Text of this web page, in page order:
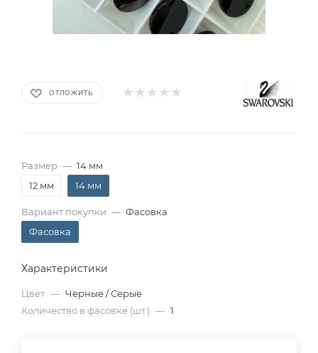
ОТЛОЖИТЬ
Размер — 14 мм
12 мм
14 мм
Вариант покупки — Фасовка
Фасовка
Характеристики
Цвет — Черные / Серые
Количество в фасовке (шт.) — 1